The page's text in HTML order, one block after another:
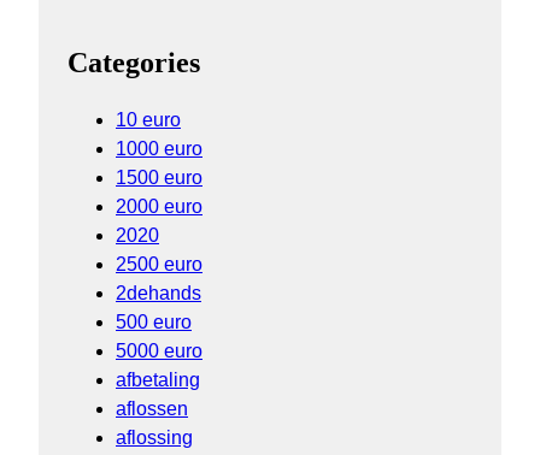
Categories
10 euro
1000 euro
1500 euro
2000 euro
2020
2500 euro
2dehands
500 euro
5000 euro
afbetaling
aflossen
aflossing